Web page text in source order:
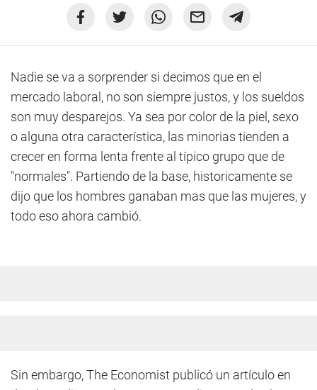
Nadie se va a sorprender si decimos que en el
mercado laboral, no son siempre justos, y los sueldos
son muy desparejos. Ya sea por color de la piel, sexo
o alguna otra característica, las minorias tienden a
crecer en forma lenta frente al típico grupo que de
"normales". Partiendo de la base, historicamente se
dijo que los hombres ganaban mas que las mujeres, y
todo eso ahora cambió.
Sin embargo, The Economist publicó un artículo en